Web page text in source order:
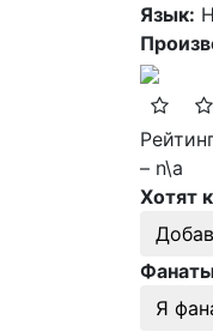
Язык:
– n\a
Хотят
Я